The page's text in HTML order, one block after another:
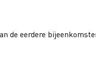
de eerdere